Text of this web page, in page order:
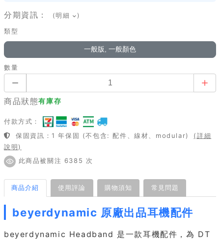
分期資訊： (明細 )
類型
一般版, 一般顏色
數量
商品狀態有庫存
付款方式：
保固資訊：1 年保固 (不包含: 配件、線材、modular)
(詳細
說明)
此商品被關注 6385 次
商品介紹 使用評論 購物須知 常見問題
beyerdynamic 原廠出品耳機配件
beyerdynamic Headband 是一款耳機配件，為 DT